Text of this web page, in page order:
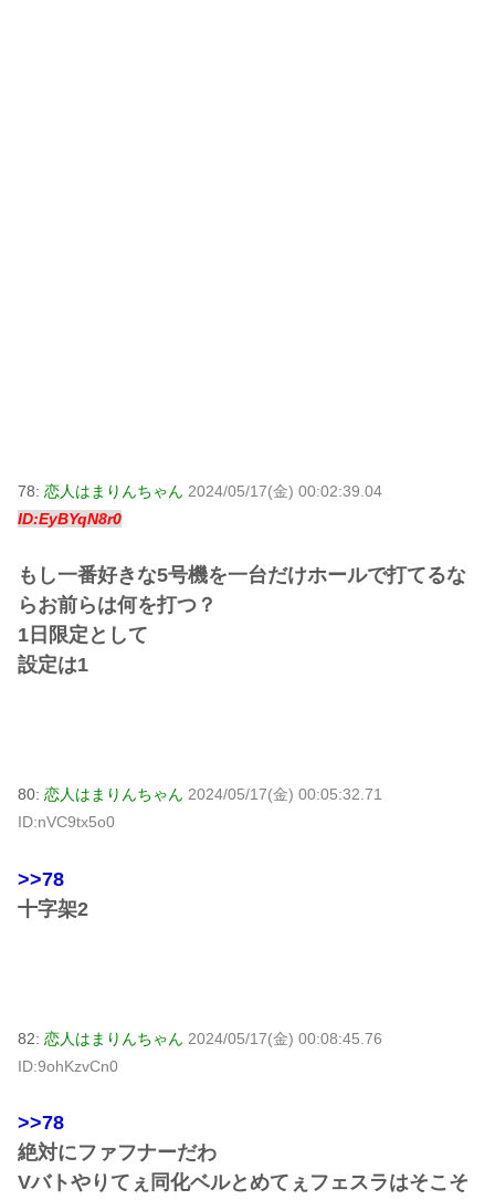
78: 恋人はまりんちゃん 2024/05/17(金) 00:02:39.04
ID:EyBYqN8r0
もし一番好きな5号機を一台だけホールで打てるな
らお前らは何を打つ？
1日限定として
設定は1
80: 恋人はまりんちゃん 2024/05/17(金) 00:05:32.71
ID:nVC9tx5o0
>>78
十字架2
82: 恋人はまりんちゃん 2024/05/17(金) 00:08:45.76
ID:9ohKzvCn0
>>78
絶対にファフナーだわ
Vバトやりてぇ同化ベルとめてぇフェスラはそこそ